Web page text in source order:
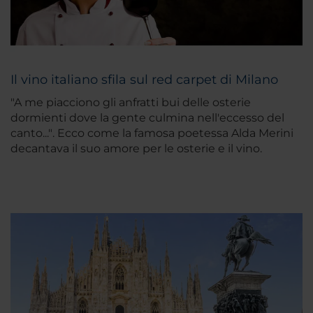
Il vino italiano sfila sul red carpet di Milano
"A me piacciono gli anfratti bui delle osterie
dormienti dove la gente culmina nell'eccesso del
canto...". Ecco come la famosa poetessa Alda Merini
decantava il suo amore per le osterie e il vino.